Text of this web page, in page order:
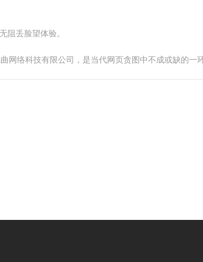
阻丢脸望体验。
网络科技有限公司，是当代网页贪图中不成或缺的一